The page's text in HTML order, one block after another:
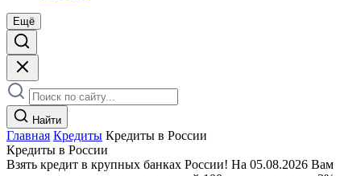
Ещё
Найти
Главная Кредиты Кредиты в России
Кредиты в России
Взять кредит в крупных банках России! На 05.08.2026 Вам